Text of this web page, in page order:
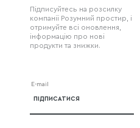
Підписуйтесь на розсилку
компанії Розумний простир, і
отримуйте всі оновлення,
інформацію про нові
продукти та знижки.